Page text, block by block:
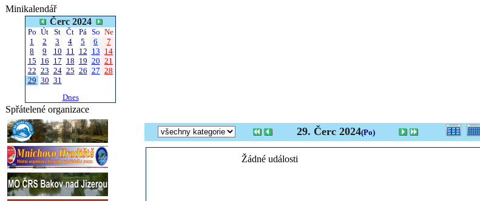
Minikalendář
Čerc 2024
Po Út St Čt Pá So Ne
1
2 3 4 5 6
7
8
9 10 11 12 13 14
15 16 17 18 19 20 21
22 23 24 25 26 27 28
29 30 31
Dnes
Spřátelené organizace
29. Čerc 2024(Po)
Žádné události